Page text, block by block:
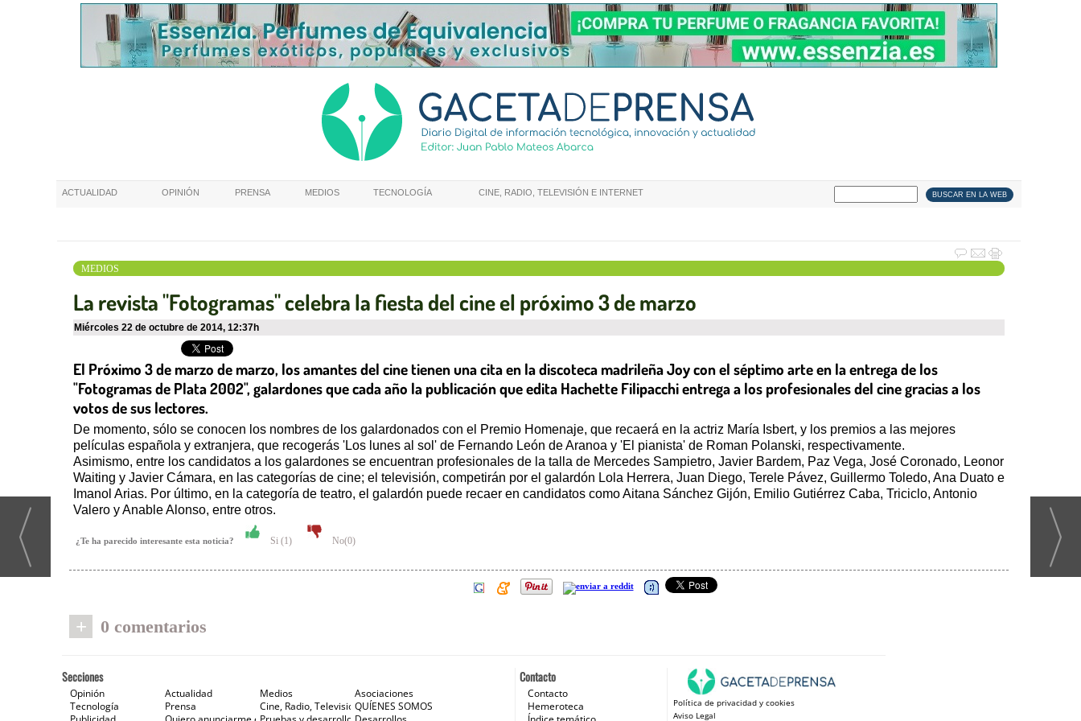
ACTUALIDAD OPINIÓN PRENSA MEDIOS TECNOLOGÍA CINE, RADIO, TELEVISIÓN E INTERNET
MEDIOS
La revista "Fotogramas" celebra la fiesta del cine el próximo 3 de marzo
miércoles 22 de octubre de 2014, 12:37h
El Próximo 3 de marzo de marzo, los amantes del cine tienen una cita en la discoteca madrileña Joy con el séptimo arte en la entrega de los
"Fotogramas de Plata 2002", galardones que cada año la publicación que edita Hachette Filipacchi entrega a los profesionales del cine gracias a los
votos de sus lectores.
De momento, sólo se conocen los nombres de los galardonados con el Premio Homenaje, que recaerá en la actriz María Isbert, y los premios a las mejores
películas española y extranjera, que recogerás 'Los lunes al sol' de Fernando León de Aranoa y 'El pianista' de Roman Polanski, respectivamente.
Asimismo, entre los candidatos a los galardones se encuentran profesionales de la talla de Mercedes Sampietro, Javier Bardem, Paz Vega, José Coronado, Leonor
Waiting y Javier Cámara, en las categorías de cine; el televisión, competirán por el galardón Lola Herrera, Juan Diego, Terele Pávez, Guillermo Toledo, Ana Duato e
Imanol Arias. Por último, en la categoría de teatro, el galardón puede recaer en candidatos como Aitana Sánchez Gijón, Emilio Gutiérrez Caba, Triciclo, Antonio
Valero y Anable Alonso, entre otros.
¿Te ha parecido interesante esta noticia? Si (1) No(0)
+ 0 comentarios
Contacto
Contacto
Hemeroteca
Política de privacidad y cookies
Aviso Legal
Secciones
Opinión Actualidad Medios
Asociaciones
Tecnología
Prensa Cine, Radio, Televisión e Internet
QUÍENES SOMOS